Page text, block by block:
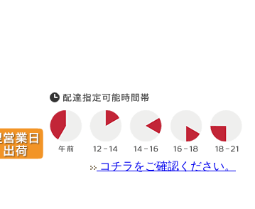
コチラをご確認ください。